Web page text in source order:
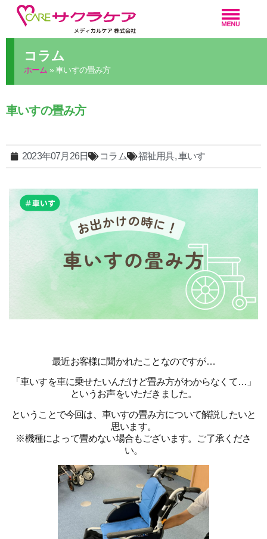
コラム
ホーム »車いすの畳み方
車いすの畳み方
2023年07月26日 コラム 福祉用具,車いす
最近お客様に聞かれたことなのですが…
「車いすを車に乗せたいんだけど畳み方がわからなくて…」
というお声をいただきました。
ということで今回は、車いすの畳み方について解説したいと
思います。
※機種によって畳めない場合もございます。ご了承くださ
い。